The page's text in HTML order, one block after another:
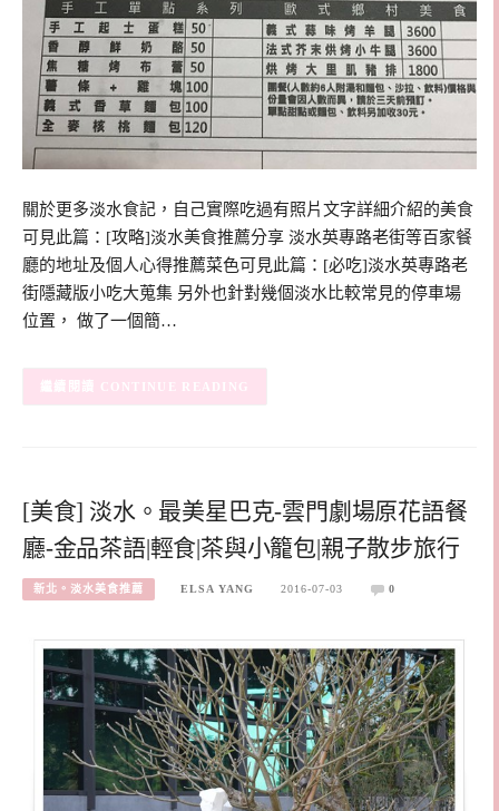
關於更多淡水食記，自己實際吃過有照片文字詳細介紹的美食
可見此篇：[攻略]淡水美食推薦分享 淡水英專路老街等百家餐
廳的地址及個人心得推薦菜色可見此篇：[必吃]淡水英專路老
街隱藏版小吃大蒐集 另外也針對幾個淡水比較常見的停車場
位置， 做了一個簡…
CONTINUE READING
[美食] 淡水。最美星巴克-雲門劇場原花語餐
廳-金品茶語|輕食|茶與小籠包|親子散步旅行
新北。淡水美食推薦 ELSA YANG 2016-07-03 0